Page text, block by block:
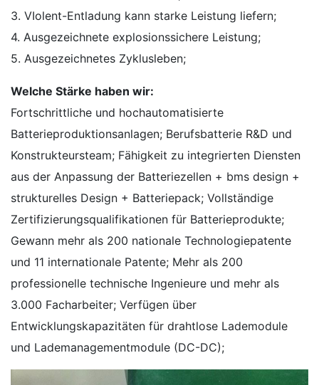
3. VIolent-Entladung kann starke Leistung liefern;
4. Ausgezeichnete explosionssichere Leistung;
5. Ausgezeichnetes Zyklusleben;
Welche Stärke haben wir:
Fortschrittliche und hochautomatisierte
Batterieproduktionsanlagen; Berufsbatterie R&D und
Konstrukteursteam; Fähigkeit zu integrierten Diensten
aus der Anpassung der Batteriezellen + bms design +
strukturelles Design + Batteriepack; Vollständige
Zertifizierungsqualifikationen für Batterieprodukte;
Gewann mehr als 200 nationale Technologiepatente
und 11 internationale Patente; Mehr als 200
professionelle technische Ingenieure und mehr als
3.000 Facharbeiter; Verfügen über
Entwicklungskapazitäten für drahtlose Lademodule
und Lademanagementmodule (DC-DC);